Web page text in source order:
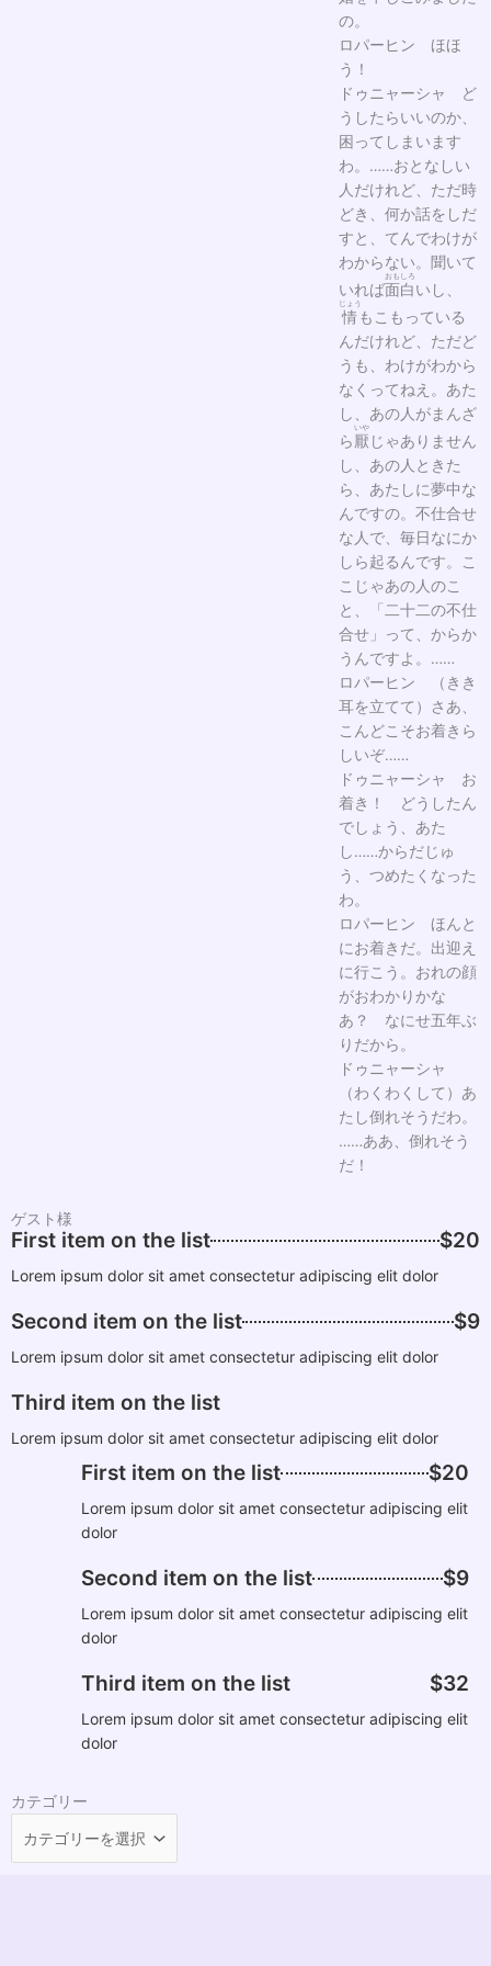
の。
ロパーヒン ほほ
う！
ドゥニャーシャ ど
うしたらいいのか、
困ってしまいます
わ。……おとなしい
人だけれど、ただ時
どき、何か話をしだ
すと、てんでわけが
わからない。聞いて
いれば面白
おもしろ
いし、
情
じょう
もこもっている
んだけれど、ただど
うも、わけがわから
なくってねえ。あた
し、あの人がまんざ
ら厭
いや
じゃありません
し、あの人ときた
ら、あたしに夢中な
んですの。不仕合せ
な人で、毎日なにか
しら起るんです。こ
こじゃあの人のこ
と、「二十二の不仕
合せ」って、からか
うんですよ。……
ロパーヒン （きき
耳を立てて）さあ、
こんどこそお着きら
しいぞ……
ドゥニャーシャ お
着き！ どうしたん
でしょう、あた
し……からだじゅ
う、つめたくなった
わ。
ロパーヒン ほんと
にお着きだ。出迎え
に行こう。おれの顔
がおわかりかな
あ？ なにせ五年ぶ
りだから。
ドゥニャーシャ
（わくわくして）あ
たし倒れそうだわ。
……ああ、倒れそう
だ！
ゲスト様
First item on the list $20
Lorem ipsum dolor sit amet consectetur adipiscing elit dolor
Second item on the list $9
Lorem ipsum dolor sit amet consectetur adipiscing elit dolor
Third item on the list
Lorem ipsum dolor sit amet consectetur adipiscing elit dolor
First item on the list $20
Lorem ipsum dolor sit amet consectetur adipiscing elit
dolor
Second item on the list $9
Lorem ipsum dolor sit amet consectetur adipiscing elit
dolor
Third item on the list $32
Lorem ipsum dolor sit amet consectetur adipiscing elit
dolor
カテゴリー